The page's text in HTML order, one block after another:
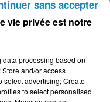
l'actualité !
vie privée est notre
processing based on
and/or access
select advertising; Create
to select personalised
sans accepter